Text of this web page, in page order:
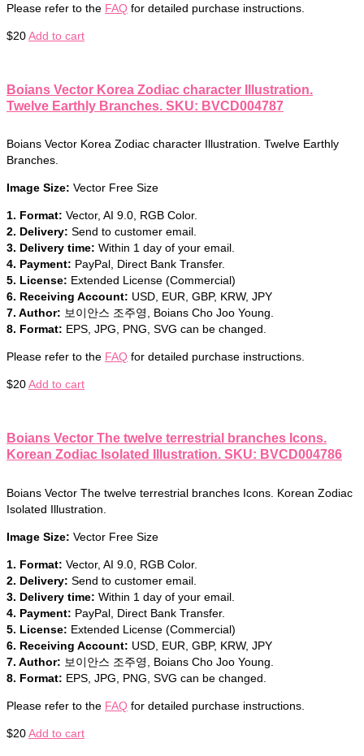
Please refer to the FAQ for detailed purchase instructions.
$20Add to cart
Boians Vector Korea Zodiac character Illustration.
Twelve Earthly Branches. SKU: BVCD004787
Boians Vector Korea Zodiac character Illustration. Twelve Earthly
Branches.
Image Size: Vector Free Size
1. Format: Vector, AI 9.0, RGB Color.
2. Delivery: Send to customer email.
3. Delivery time: Within 1 day of your email.
4. Payment: PayPal, Direct Bank Transfer.
5. License: Extended License (Commercial)
6. Receiving Account: USD, EUR, GBP, KRW, JPY
7. Author: 보이안스 조주영, Boians Cho Joo Young.
8. Format: EPS, JPG, PNG, SVG can be changed.
Please refer to the FAQ for detailed purchase instructions.
$20Add to cart
Boians Vector The twelve terrestrial branches Icons.
Korean Zodiac Isolated Illustration. SKU: BVCD004786
Boians Vector The twelve terrestrial branches Icons. Korean Zodiac
Isolated Illustration.
Image Size: Vector Free Size
1. Format: Vector, AI 9.0, RGB Color.
2. Delivery: Send to customer email.
3. Delivery time: Within 1 day of your email.
4. Payment: PayPal, Direct Bank Transfer.
5. License: Extended License (Commercial)
6. Receiving Account: USD, EUR, GBP, KRW, JPY
7. Author: 보이안스 조주영, Boians Cho Joo Young.
8. Format: EPS, JPG, PNG, SVG can be changed.
Please refer to the FAQ for detailed purchase instructions.
$20Add to cart